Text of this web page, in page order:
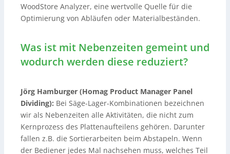
WoodStore Analyzer, eine wertvolle Quelle für die
Optimierung von Abläufen oder Materialbeständen.
Was ist mit Nebenzeiten gemeint und
wodurch werden diese reduziert?
Jörg Hamburger (Homag Product Manager Panel
Dividing): Bei Säge-Lager-Kombinationen bezeichnen
wir als Nebenzeiten alle Aktivitäten, die nicht zum
Kernprozess des Plattenaufteilens gehören. Darunter
fallen z.B. die Sortierarbeiten beim Abstapeln. Wenn
der Bediener jedes Mal nachsehen muss, welches Teil